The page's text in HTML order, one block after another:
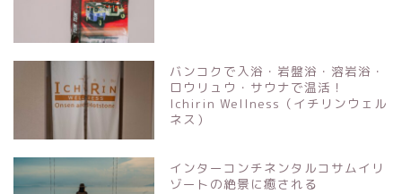
バンコクで入浴・岩盤浴・溶岩浴・
ロウリュウ・サウナで温活！
Ichirin Wellness（イチリンウェル
ネス）
インターコンチネンタルコサムイリ
ゾートの絶景に癒される